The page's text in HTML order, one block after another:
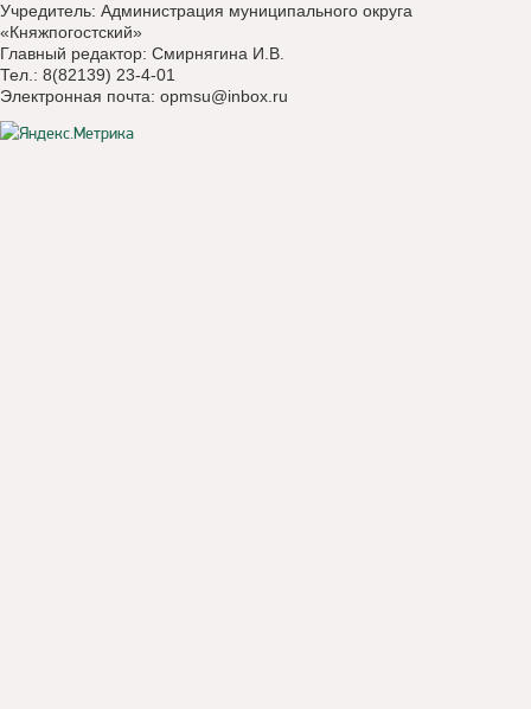
Учредитель: Администрация муниципального округа
«Княжпогостский»
Главный редактор: Смирнягина И.В.
Тел.: 8(82139) 23-4-01
Электронная почта: opmsu@inbox.ru